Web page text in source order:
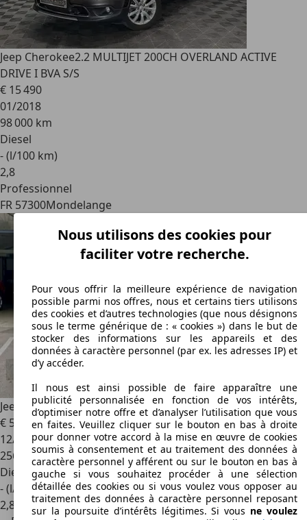
Jeep Cherokee2.2 MULTIJET 200CH OVERLAND ACTIVE
DRIVE I BVA S/S
€ 15 490
01/2018
98 000 km
Diesel
- (l/100 km)
2,8
Professionnel
FR 57300Mondelange
Jeep Compass 2.2 CRD 163 FAP Black Edition 4x4
€ 5 990€ 6 490,-
12/2012
256 431 km
Diesel
- (l/100 km)
2,8
Nous utilisons des cookies pour
faciliter votre recherche.
Pour vous offrir la meilleure expérience de navigation
possible parmi nos offres, nous et certains tiers utilisons
des cookies et d’autres technologies (que nous désignons
sous le terme générique de : « cookies ») dans le but de
stocker des informations sur les appareils et des
données à caractère personnel (par ex. les adresses IP) et
d’y accéder.
Il nous est ainsi possible de faire apparaître une
publicité personnalisée en fonction de vos intérêts,
d’optimiser notre offre et d’analyser l’utilisation que vous
en faites. Veuillez cliquer sur le bouton en bas à droite
pour donner votre accord à la mise en œuvre de cookies
soumis à consentement et au traitement des données à
caractère personnel y afférent ou sur le bouton en bas à
gauche si vous souhaitez procéder à une sélection
détaillée des cookies ou si vous voulez vous opposer au
traitement des données à caractère personnel reposant
sur la poursuite d’intérêts légitimes. Si vous ne voulez